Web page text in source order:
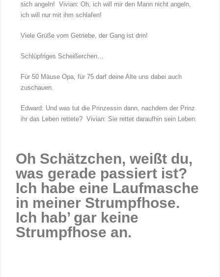
sich angeln! Vivian: Oh, ich will mir den Mann nicht angeln,
ich will nur mit ihm schlafen!
Viele Grüße vom Getriebe, der Gang ist drin!
Schlüpfriges Scheißerchen…
Für 50 Mäuse Opa, für 75 darf deine Alte uns dabei auch
zuschauen.
Edward: Und was tut die Prinzessin dann, nachdem der Prinz
ihr das Leben rettete? Vivian: Sie rettet daraufhin sein Leben.
Oh Schätzchen, weißt du,
was gerade passiert ist?
Ich habe eine Laufmasche
in meiner Strumpfhose.
Ich hab’ gar keine
Strumpfhose an.